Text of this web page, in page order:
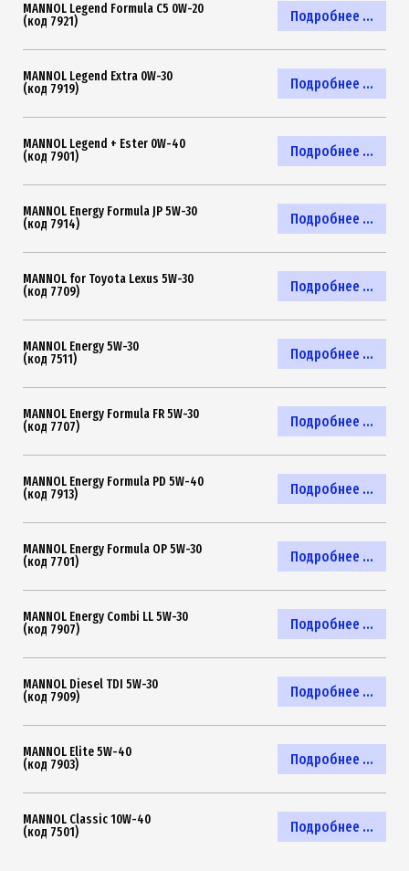
Подробнее ...
MANNOL Legend Formula C5 0W-20
(код 7921)
Подробнее ...
MANNOL Legend Extra 0W-30
(код 7919)
Подробнее ...
MANNOL Legend + Ester 0W-40
(код 7901)
Подробнее ...
MANNOL Energy Formula JP 5W-30
(код 7914)
Подробнее ...
MANNOL for Toyota Lexus 5W-30
(код 7709)
Подробнее ...
MANNOL Energy 5W-30
(код 7511)
Подробнее ...
MANNOL Energy Formula FR 5W-30
(код 7707)
Подробнее ...
MANNOL Energy Formula PD 5W-40
(код 7913)
Подробнее ...
MANNOL Energy Formula OP 5W-30
(код 7701)
Подробнее ...
MANNOL Energy Combi LL 5W-30
(код 7907)
Подробнее ...
MANNOL Diesel TDI 5W-30
(код 7909)
Подробнее ...
MANNOL Elite 5W-40
(код 7903)
Подробнее ...
MANNOL Classic 10W-40
(код 7501)